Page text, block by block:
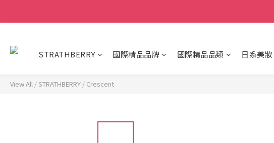
STRATHBERRY 國際精品品牌 國際精品品類 日系美妝
View All /STRATHBERRY / Crescent